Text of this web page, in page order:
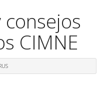
CIMNE